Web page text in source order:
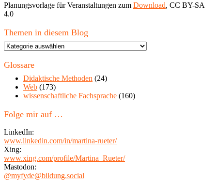
Planungsvorlage für Veranstaltungen zum Download, CC BY-SA
4.0
Themen in diesem Blog
Themen
diesem
Glossare
Didaktische Methoden (24)
Web (173)
wissenschaftliche Fachsprache (160)
Folge mir auf …
LinkedIn:
www.linkedin.com/in/martina-rueter/
Xing:
www.xing.com/profile/Martina_Rueter/
Mastodon:
@myfyde@bildung.social